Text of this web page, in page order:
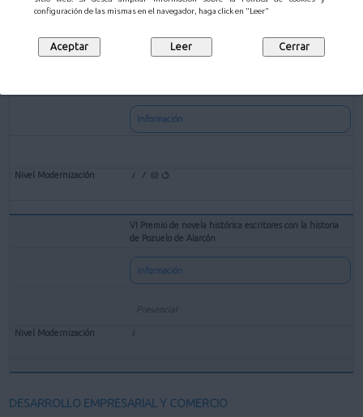
configuración de las mismas en el navegador, haga click en "Leer"
Información
VI Premio de novela histórica escritores con la historia
de Pozuelo de Alarcón
Información
Presencial
DESARROLLO EMPRESARIAL Y COMERCIO